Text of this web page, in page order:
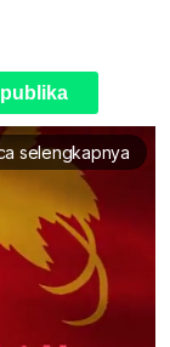
selengkapnya